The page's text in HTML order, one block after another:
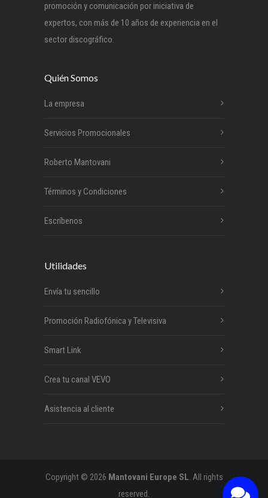
promoción y comunicación por iniciativa de
expertos, con más de 10 años de experiencia en el
sector discográfico.
Quién Somos
La empresa
Servicios Promocionales
Roberto Mantovani
Términos y Condiciones
Escríbenos
Utilidades
Envía tu sencillo
Promoción Radiofónica y Televisiva
Smart Link
Crea tu canal VEVO
Asistencia al cliente
Copyright © 2026 Mantovani Europe SL. All rights
reserved.